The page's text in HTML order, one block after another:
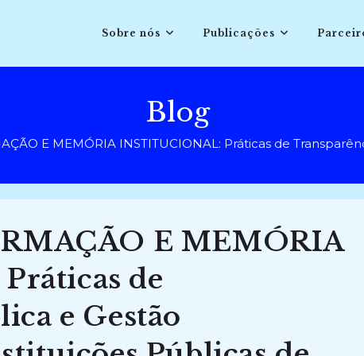
Sobre nós Publicações
Blog
E MEMÓRIA INSTITUCIONAL: Práticas de
E MEMÓRIA
de
e Gestão